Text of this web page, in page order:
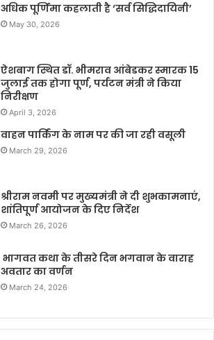
अधिक पूर्णिमा कहलाती है ‘सर्व सिद्धिदायिनी’
May 30, 2026
ऐशबाग स्थित डॉ. भीमराव आंबेडकर स्मारक 15
जुलाई तक होगा पूर्ण, पर्यटन मंत्री ने किया
निरीक्षण
April 3, 2026
वाहन पार्किंग के नाम पर की जा रही वसूली
March 29, 2026
श्रीराम नवमी पर मुख्यमंत्री ने दी शुभकामनाएं,
शांतिपूर्ण आयोजन के दिए निर्देश
March 26, 2026
भागवत कथा के तीसरे दिन भगवान के वाराह
अवतार का वर्णन
March 24, 2026